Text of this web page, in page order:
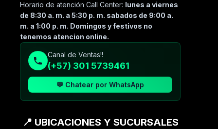
Horario de atención Call Center: lunes a viernes
de 8:30 a. m. a 5:30 p. m. sabados de 9:00 a.
m. a 1:00 p. m. Domingos y festivos no
tenemos atencion online.
Canal de Ventas!!
(+57) 301 5739461
💬 Chatear por WhatsApp
📍 UBICACIONES Y SUCURSALES